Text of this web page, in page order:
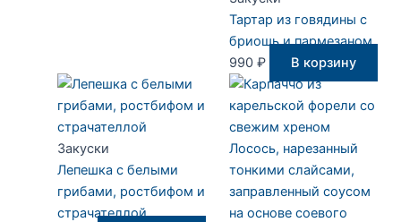
Тартар из говядины с
бриошь и пармезаном
990 ₽ В корзину
Закуски
Лепешка с белыми
грибами, ростбифом и
страчателлой
Лосось, нарезанный
тонкими слайсами,
заправленный соусом
на основе соевого